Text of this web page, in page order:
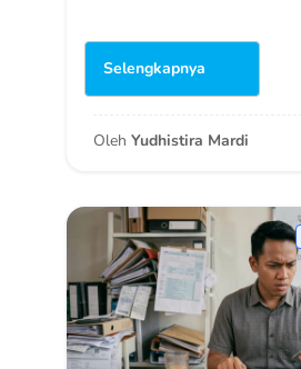
Selengkapnya
Oleh Yudhistira Mardi